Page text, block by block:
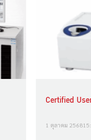
Certified
1 ตุลาคม 2568